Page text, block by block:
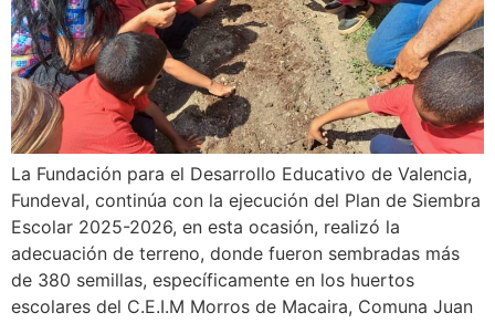
La Fundación para el Desarrollo Educativo de Valencia,
Fundeval, continúa con la ejecución del Plan de Siembra
Escolar 2025-2026, en esta ocasión, realizó la
adecuación de terreno, donde fueron sembradas más
de 380 semillas, específicamente en los huertos
escolares del C.E.I.M Morros de Macaira, Comuna Juan